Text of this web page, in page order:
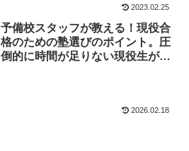
2023.02.25
予備校スタッフが教える！現役合
格のための塾選びのポイント。圧
倒的に時間が足りない現役生が合
2026.02.18